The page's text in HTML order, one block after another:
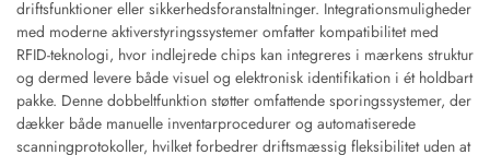
driftsfunktioner eller sikkerhedsforanstaltninger. Integrationsmuligheder
med moderne aktiverstyringssystemer omfatter kompatibilitet med
RFID-teknologi, hvor indlejrede chips kan integreres i mærkens struktur
og dermed levere både visuel og elektronisk identifikation i ét holdbart
pakke. Denne dobbeltfunktion støtter omfattende sporingssystemer, der
dækker både manuelle inventarprocedurer og automatiserede
scanningprotokoller, hvilket forbedrer driftsmæssig fleksibilitet uden at